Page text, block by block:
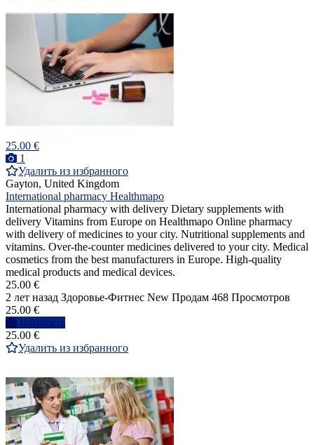
25.00 €
1
Удалить из избранного
Gayton, United Kingdom
International pharmacy Healthmapo
International pharmacy with delivery Dietary supplements with
delivery Vitamins from Europe on Healthmapo Online pharmacy
with delivery of medicines to your city. Nutritional supplements and
vitamins. Over-the-counter medicines delivered to your city. Medical
cosmetics from the best manufacturers in Europe. High-quality
medical products and medical devices.
25.00 €
2 лет назад Здоровье-Фитнес New Продам 468 Просмотров
25.00 €
Написать
25.00 €
Удалить из избранного